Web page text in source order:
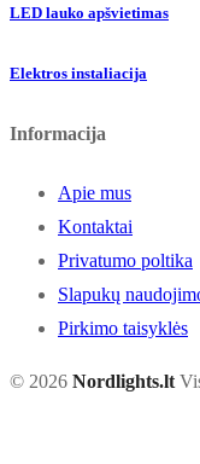
LED lauko apšvietimas
Elektros instaliacija
Informacija
Apie mus
Kontaktai
Privatumo poltika
Slapukų
Pirkimo taisyklės
© 2026 Nordlights.lt